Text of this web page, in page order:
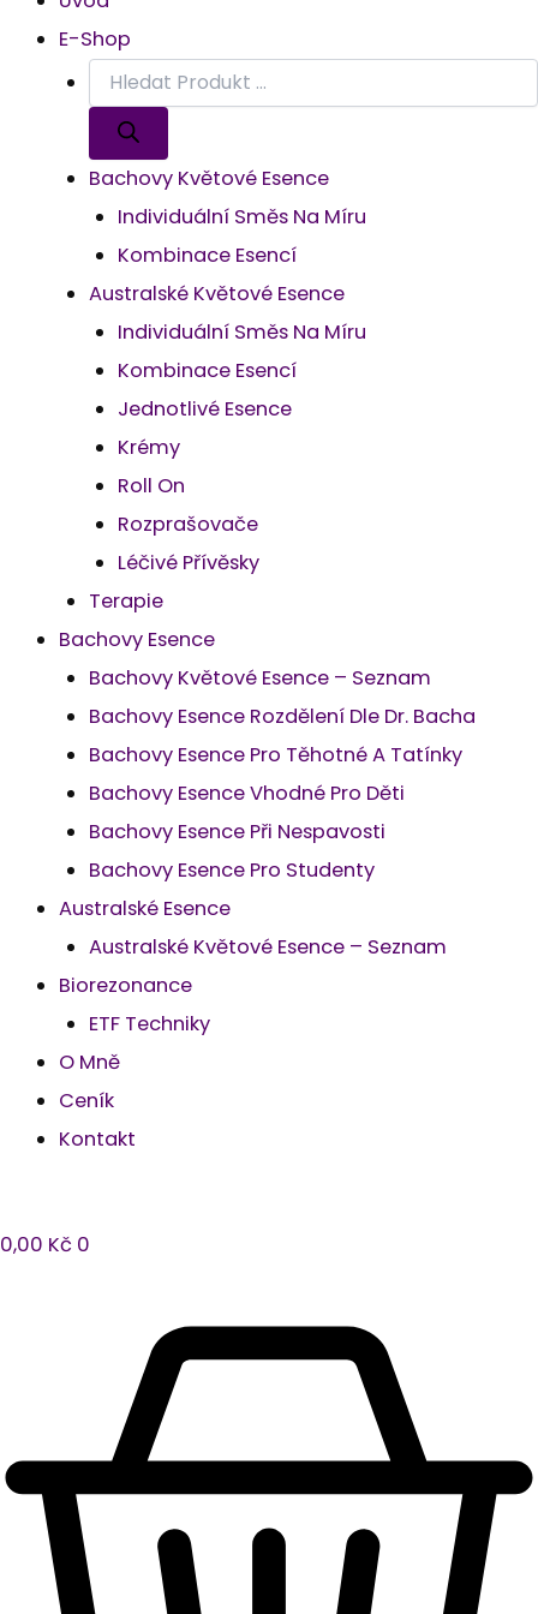
E-Shop
Bachovy Květové Esence
Individuální Směs Na Míru
Kombinace Esencí
Australské Květové Esence
Individuální Směs Na Míru
Kombinace Esencí
Jednotlivé Esence
Krémy
Roll On
Rozprašovače
Léčivé Přívěsky
Terapie
Bachovy Esence
Bachovy Květové Esence – Seznam
Bachovy Esence Rozdělení Dle Dr. Bacha
Bachovy Esence Pro Těhotné A Tatínky
Bachovy Esence Vhodné Pro Děti
Bachovy Esence Při Nespavosti
Bachovy Esence Pro Studenty
Australské Esence
Australské Květové Esence – Seznam
Biorezonance
ETF Techniky
O Mně
Ceník
Kontakt
0,00 Kč 0